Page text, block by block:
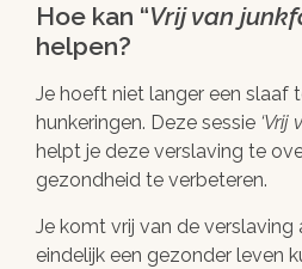
Hoe kan “Vrij van
helpen?
Je hoeft niet langer een slaaf
hunkeringen. Deze sessie Vrij
helpt je deze verslaving te
gezondheid te verbeteren.
Je komt vrij van de
eindelijk een gezonder leven